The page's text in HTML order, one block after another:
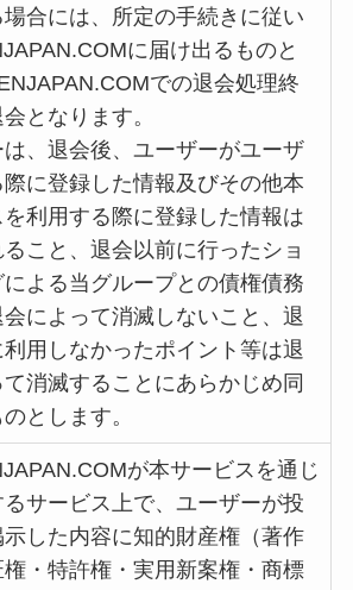
合には、所定の手続きに従い
に届け出るものと
での退会処理終
となります。
、退会後、ユーザーがユーザ
に登録した情報及びその他本
利用する際に登録した情報は
こと、退会以前に行ったショ
による当グループとの債権債務
会によって消滅しないこと、退
用しなかったポイント等は退
消滅することにあらかじめ同
とします。
が本サービスを通じ
サービス上で、ユーザーが投
した内容に知的財産権（著作
・特許権・実用新案権・商標